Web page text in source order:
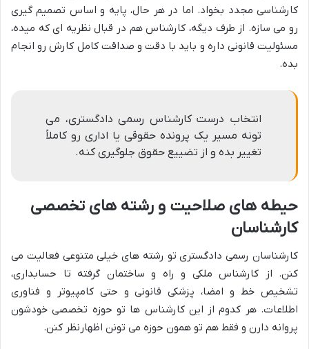
کارشناسی مجدد بخواد. اما در هر حال، پایه و اساس تصمیم گیری
رو می سازه. از طرف دیگه، کارشناس هم در قبال نظریه ای که میده،
مسئولیت قانونی داره و باید با دقت و صداقت کامل کارش رو انجام
بده.
انتخاب درست کارشناس رسمی دادگستری، می
تونه مسیر یک پرونده حقوقی یا اداری رو کاملاً
تغییر بده و از تضییع حقوق جلوگیری کنه.
حیطه های صلاحیت و رشته های تخصصی
کارشناسان
کارشناسان رسمی دادگستری تو رشته های خیلی متنوعی فعالیت می
کنن. از کارشناس ملکی و راه و ساختمان گرفته تا حسابداری،
تشخیص خط و امضا، پزشکی قانونی و حتی کامپیوتر و فناوری
اطلاعات. هر کدوم از این کارشناس ها تو حوزه تخصصی خودشون
پروانه دارن و فقط هم تو همون حوزه می تونن اظهارنظر کنن.